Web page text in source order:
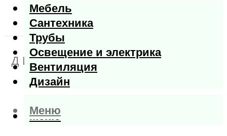
Мебель
Сантехника
Трубы
Освещение и электрика
Вентиляция
Дизайн
Меню
Меню